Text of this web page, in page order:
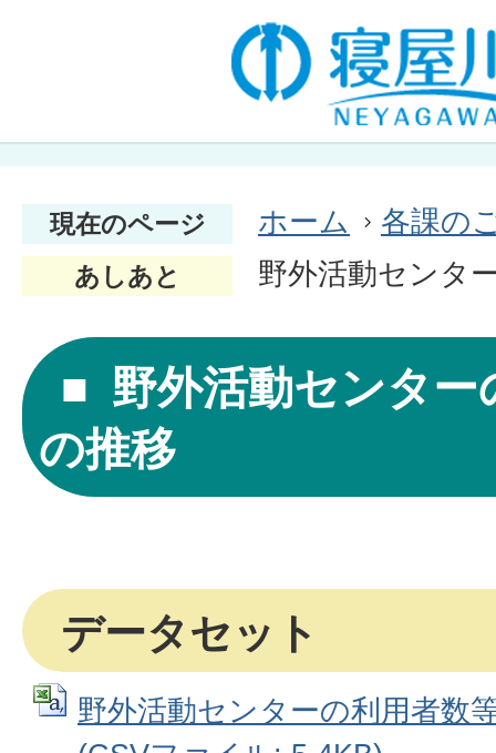
現在のページ ホーム 各課の
あしあと 野外活動センタ
野外活動センター
の推移
データセット
野外活動センターの利用者数